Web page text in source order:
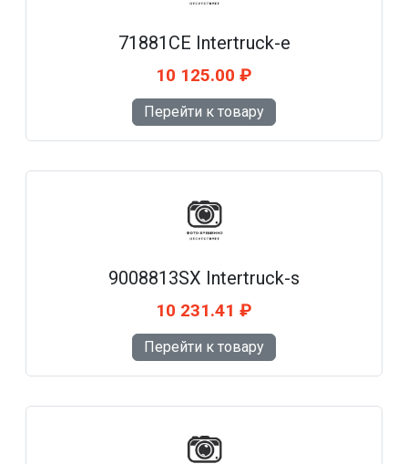
71881CE Intertruck-e
10 125.00 ₽
Перейти к товару
9008813SX Intertruck-s
10 231.41 ₽
Перейти к товару